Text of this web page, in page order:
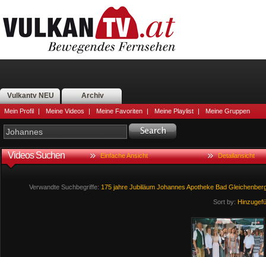
Vulkantv NEU Archiv
Mein Profil | Meine Videos | Meine Favoriten | Meine Playlist | Meine Gruppen
Videos Suchen Einfache Ansicht Detailansicht
Verwandte Suchbegriffe: 175 jahre Jubiläum Johannes Apotheke Bad
Sort by: